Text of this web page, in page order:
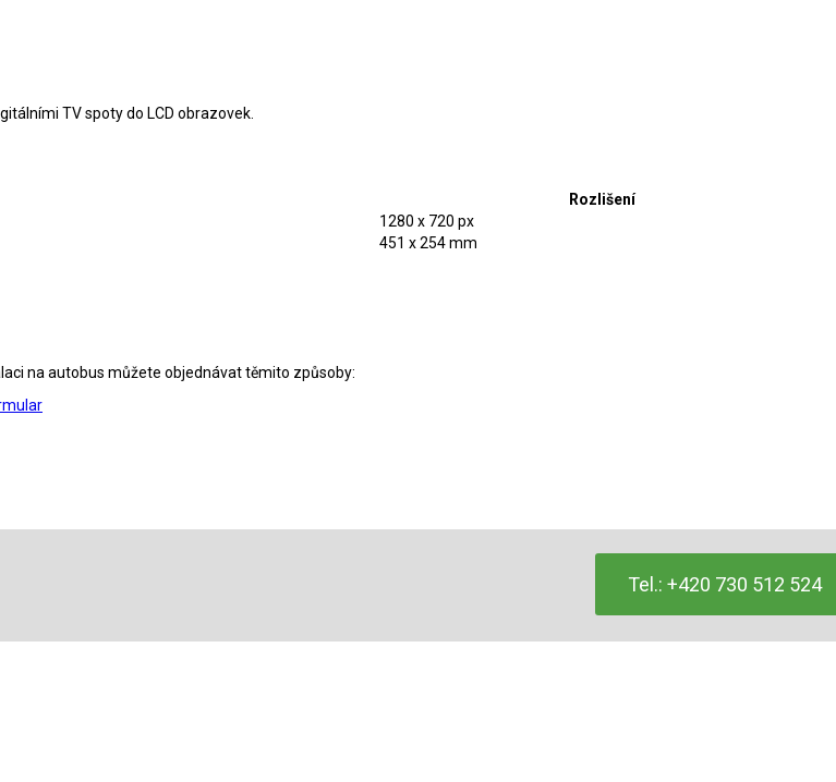
TV spoty do LCD obrazovek.
Rozlišení
1280 x 720 px
451 x 254 mm
na autobus můžete objednávat těmito způsoby:
Tel.: +420 730 512 524